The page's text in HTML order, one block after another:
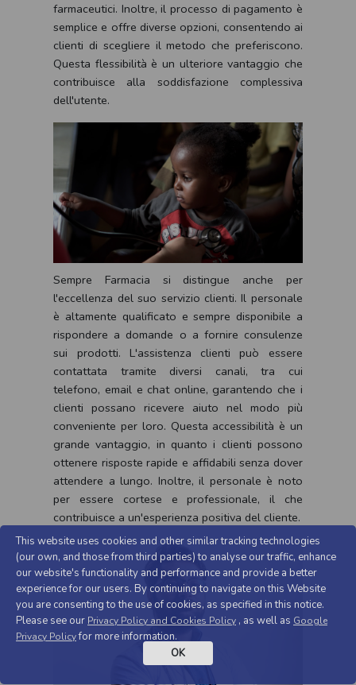
farmaceutici. Inoltre, il processo di pagamento è
semplice e offre diverse opzioni, consentendo ai
clienti di scegliere il metodo che preferiscono.
Questa flessibilità è un ulteriore vantaggio che
contribuisce alla soddisfazione complessiva
dell'utente.
Sempre Farmacia si distingue anche per
l'eccellenza del suo servizio clienti. Il personale
è altamente qualificato e sempre disponibile a
rispondere a domande o a fornire consulenze
sui prodotti. L'assistenza clienti può essere
contattata tramite diversi canali, tra cui
telefono, email e chat online, garantendo che i
clienti possano ricevere aiuto nel modo più
conveniente per loro. Questa accessibilità è un
grande vantaggio, in quanto i clienti possono
ottenere risposte rapide e affidabili senza dover
attendere a lungo. Inoltre, il personale è noto
per essere cortese e professionale, il che
contribuisce a un'esperienza positiva del cliente.
This website uses cookies and other similar tracking technologies
(our own, and those from third parties) to analyse our traffic, enhance
our website's functionality and performance and provide a better
experience for our users. By continuing to navigate on this Website
you are consenting to the use of cookies, as specified in this notice.
Please see our Privacy Policy and Cookies Policy , as well as Google
Privacy Policyfor more information.
OK